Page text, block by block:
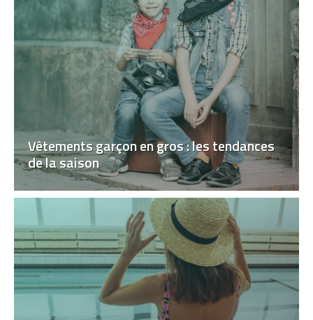
Vêtements garçon en gros : les tendances
de la saison